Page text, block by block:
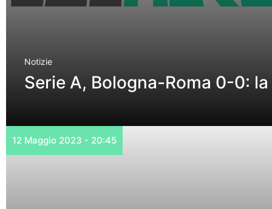
Notizie
Serie A, Bologna-Roma 0-0:
12 Maggio 2023 - 20:45